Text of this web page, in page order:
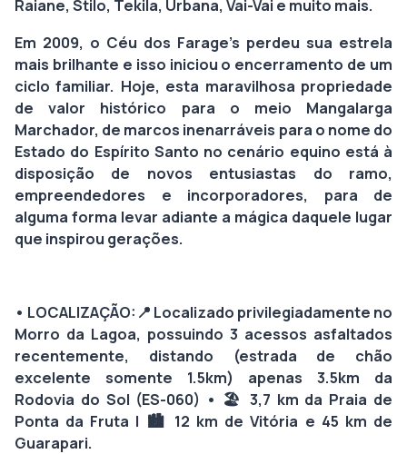
Raiane, Stilo, Tekila, Urbana, Vai-Vai e muito mais.
Em 2009, o Céu dos Farage's perdeu sua estrela
mais brilhante e isso iniciou o encerramento de um
ciclo familiar. Hoje, esta maravilhosa propriedade
de valor histórico para o meio Mangalarga
Marchador, de marcos inenarráveis para o nome do
Estado do Espírito Santo no cenário equino está à
disposição de novos entusiastas do ramo,
empreendedores e incorporadores, para de
alguma forma levar adiante a mágica daquele lugar
que inspirou gerações.
• LOCALIZAÇÃO: 📍 Localizado privilegiadamente no
Morro da Lagoa, possuindo 3 acessos asfaltados
recentemente, distando (estrada de chão
excelente somente 1.5km) apenas 3.5km da
Rodovia do Sol (ES-060) • 🏖️ 3,7 km da Praia de
Ponta da Fruta | 🏙️ 12 km de Vitória e 45 km de
Guarapari.